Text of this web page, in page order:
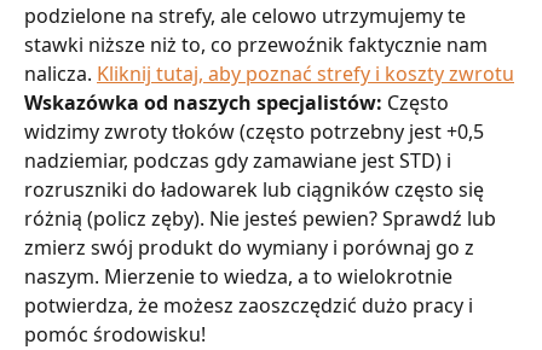
podzielone na strefy, ale celowo utrzymujemy te
stawki niższe niż to, co przewoźnik faktycznie nam
nalicza. Kliknij tutaj, aby poznać strefy i koszty zwrotu
Wskazówka od naszych specjalistów: Często
widzimy zwroty tłoków (często potrzebny jest +0,5
nadziemiar, podczas gdy zamawiane jest STD) i
rozruszniki do ładowarek lub ciągników często się
różnią (policz zęby). Nie jesteś pewien? Sprawdź lub
zmierz swój produkt do wymiany i porównaj go z
naszym. Mierzenie to wiedza, a to wielokrotnie
potwierdza, że możesz zaoszczędzić dużo pracy i
pomóc środowisku!